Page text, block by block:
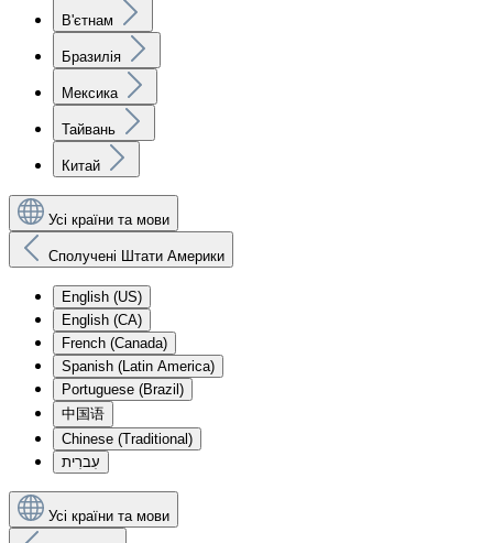
В'єтнам
Бразилія
Мексика
Тайвань
Китай
Усі країни та мови
Сполучені Штати Америки
English (US)
English (CA)
French (Canada)
Spanish (Latin America)
Portuguese (Brazil)
中国语
Chinese (Traditional)
עִברִית
Усі країни та мови